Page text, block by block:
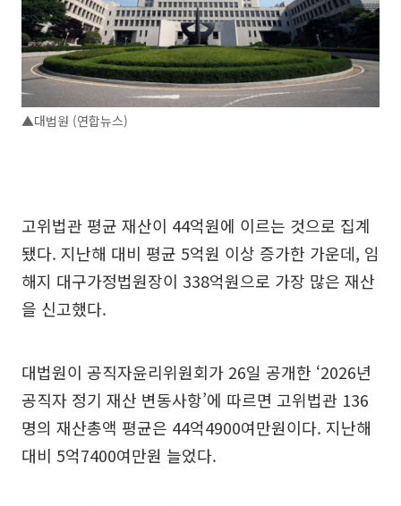
▲대법원 (연합뉴스)
고위법관 평균 재산이 44억원에 이르는 것으로 집계
됐다. 지난해 대비 평균 5억원 이상 증가한 가운데, 임
해지 대구가정법원장이 338억원으로 가장 많은 재산
을 신고했다.
대법원이 공직자윤리위원회가 26일 공개한 ‘2026년
공직자 정기 재산 변동사항’에 따르면 고위법관 136
명의 재산총액 평균은 44억4900여만원이다. 지난해
대비 5억7400여만원 늘었다.